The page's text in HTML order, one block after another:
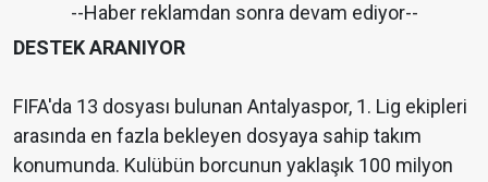
--Haber reklamdan sonra devam ediyor--
DESTEK ARANIYOR
FIFA'da 13 dosyası bulunan Antalyaspor, 1. Lig ekipleri
arasında en fazla bekleyen dosyaya sahip takım
konumunda. Kulübün borcunun yaklaşık 100 milyon